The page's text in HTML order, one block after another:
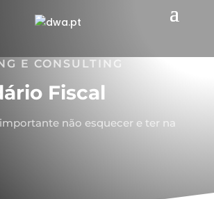
E CONSULTING
Fiscal
não esquecer e ter na